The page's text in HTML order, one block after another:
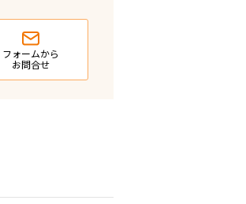
フォームから
お問合せ